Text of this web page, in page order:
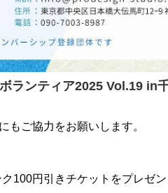
ランティア2025 Vol.19 in
もご協力をお願いします。
100円引きチケットをプレゼン